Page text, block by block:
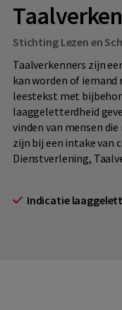
Stichting Lezen en
Taalverkenners zijn
kan worden of
leestekst met
laaggeletterdheid
vinden van mensen
zijn bij een intake van
Dienstverlening,
Indicatie